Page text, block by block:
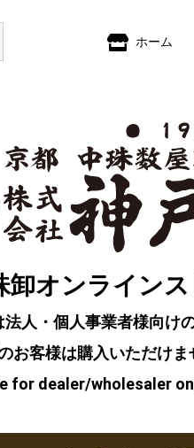
ホーム
卸オンライン
法人・個人事業者様向け
お客様は購入いただけ
for dealer/wholesaler